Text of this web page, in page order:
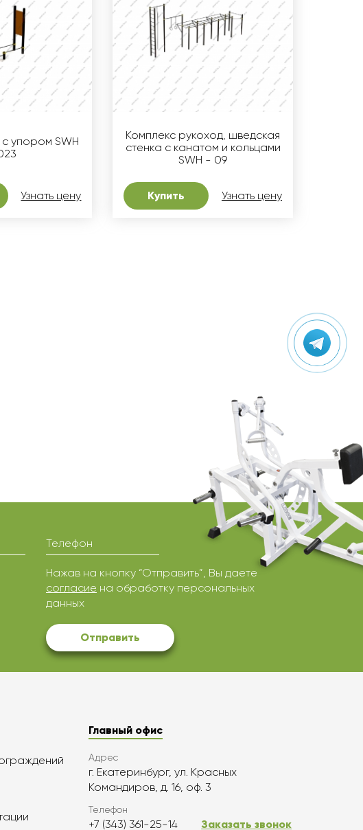
с упором SWH
Узнать цену
Комплекс рукоход, шведская
стенка с канатом и кольцами
SWH - 09
Купить Узнать цену
Телефон
Нажав на кнопку “Отправить”, Вы даете
согласие на обработку персональных
данных
Отправить
Главный офис
Адрес
г. Екатеринбург, ул. Красных
Командиров, д. 16, оф. 3
Телефон
+7 (343) 361-25-14 Заказать звонок